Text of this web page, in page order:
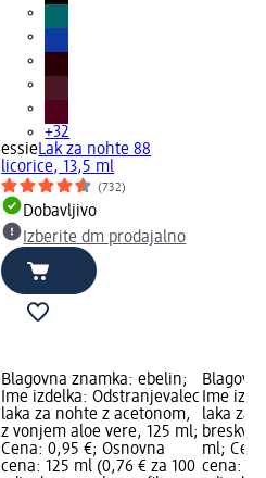
+32
essieLak za nohte 88
licorice, 13,5 ml
(732)
Dobavljivo
Izberite dm prodajalno
Blagovna znamka: ebelin;
Ime izdelka: Odstranjevalec
laka za nohte z acetonom,
z vonjem aloe vere, 125 ml;
Cena: 0,95 €; Osnovna
cena: 125 ml (0,76 € za 100
Ime
laka za
ml;
cena: